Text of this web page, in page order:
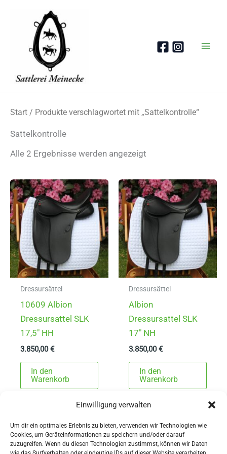
Einwilligung verwalten
Um dir ein optimales Erlebnis zu bieten, verwenden wir Technologien wie
Cookies, um Geräteinformationen zu speichern und/oder darauf
zuzugreifen. Wenn du diesen Technologien zustimmst, können wir Daten
Start / Produkte verschlagwortet mit „Sattelkontrolle“
Sattelkontrolle
Alle 2 Ergebnisse werden angezeigt
Dressursättel
10609 Albion
Dressursattel SLK
17,5″ HH
3.850,00€
In den
Warenkorb
Dressursättel
Albion
Dressursattel SLK
17″ NH
3.850,00€
In den
Warenkorb